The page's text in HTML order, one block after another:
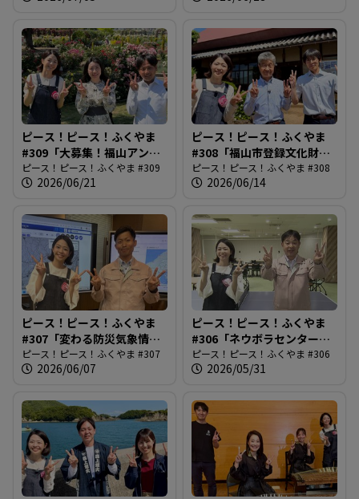
ピース！ピース！ふくやま
#309「大募集！福山アンバ
サダー」
ピース！ピース！ふくやま #309
2026/06/21
ピース！ピース！ふくやま
#308「福山市登録文化財制
度創設」
ピース！ピース！ふくやま #308
2026/06/14
ピース！ピース！ふくやま
#307「変わる防災気象情
報」
ピース！ピース！ふくやま #307
2026/06/07
ピース！ピース！ふくやま
#306「ネウボラセンターリ
ニューアル」
ピース！ピース！ふくやま #306
2026/05/31